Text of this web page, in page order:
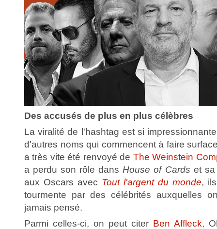
Des accusés de plus en plus célèbres
La viralité de l'hashtag est si
d'autres noms qui commencent à faire
a très vite été renvoyé de The Weinstein
a perdu son rôle dansHouse of Cards et
aux Oscars avec Tout l'argent du monde,
tourmente par des célébrités auxquelles
jamais pensé.
Parmi celles-ci, on peut citer Ben Affleck,